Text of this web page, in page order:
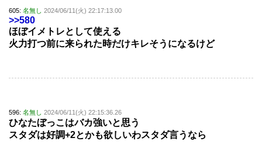
605: 名無し 2024/06/11(火) 22:17:13.00
>>580
ほぼイメトレとして使える
火力打つ前に来られた時だけキレそうになるけど
596: 名無し 2024/06/11(火) 22:15:36.26
ひなたぼっこはバカ強いと思う
スタダは好調+2とかも欲しいわスタダ言うなら